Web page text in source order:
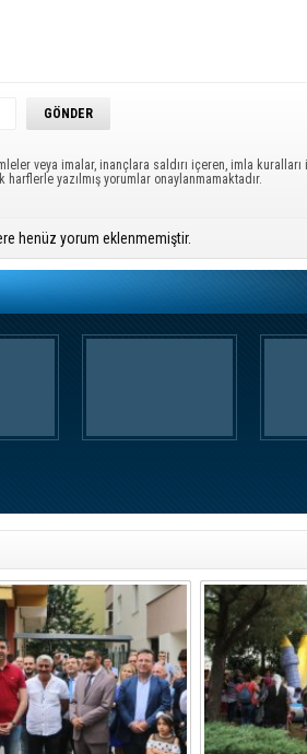
veya imalar, inançlara saldırı içeren, imla kuralları
yazılmış yorumlar onaylanmamaktadır.
henüz yorum eklenmemiştir.